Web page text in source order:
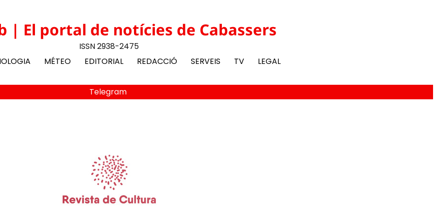
| El portal de notícies de Cabassers
ISSN 2938-2475
MÉTEO EDITORIAL REDACCIÓ SERVEIS TV LEGAL
Telegram